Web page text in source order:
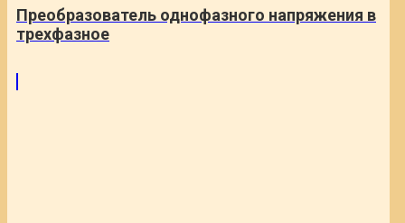
Преобразователь однофазного напряжения в
трехфазное